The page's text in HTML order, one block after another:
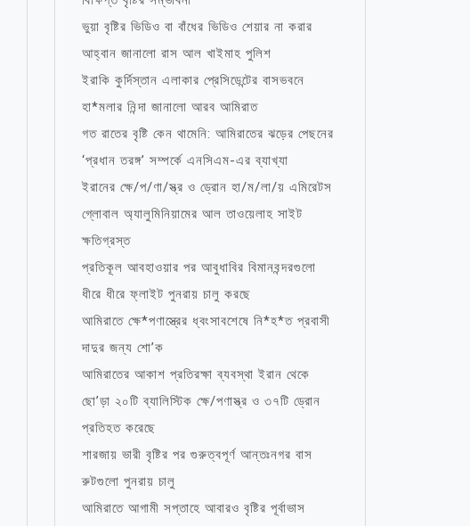
ভুয়া বৃষ্টির ভিডিও বা বাঁধের ভিডিও শেয়ার না করার
আহ্বান জানালো রাস আল খাইমাহ পুলিশ
ইরাকি কুর্দিস্তান এলাকার প্রেসিডেন্টের বাসভবনে
হা*মলার নিন্দা জানালো আরব আমিরাত
গত রাতের বৃষ্টি কেন থামেনি: আমিরাতের ঝড়ের পেছনের
‘প্রধান তরঙ্গ’ সম্পর্কে এনসিএম-এর ব্যাখ্যা
ইরানের ক্ষে/প/ণা/স্ত্র ও ড্রোন হা/ম/লা/য় এমিরেটস
গ্লোবাল অ্যালুমিনিয়ামের আল তাওয়েলাহ সাইট
ক্ষতিগ্রস্ত
প্রতিকূল আবহাওয়ার পর আবুধাবির বিমানবন্দরগুলো
ধীরে ধীরে ফ্লাইট পুনরায় চালু করছে
আমিরাতে ক্ষে*পণাস্ত্রের ধ্বংসাবশেষে নি*হ*ত প্রবাসী
দাদুর জন্য শো’ক
আমিরাতের আকাশ প্রতিরক্ষা ব্যবস্থা ইরান থেকে
ছো’ড়া ২০টি ব্যালিস্টিক ক্ষে/পণাস্ত্র ও ৩৭টি ড্রোন
প্রতিহত করেছে
শারজায় ভারী বৃষ্টির পর গুরুত্বপূর্ণ আন্তঃনগর বাস
রুটগুলো পুনরায় চালু
আমিরাতে আগামী সপ্তাহে আবারও বৃষ্টির পূর্বাভাস